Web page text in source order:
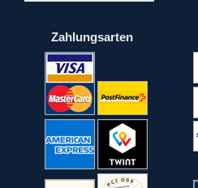
Zahlungsarten